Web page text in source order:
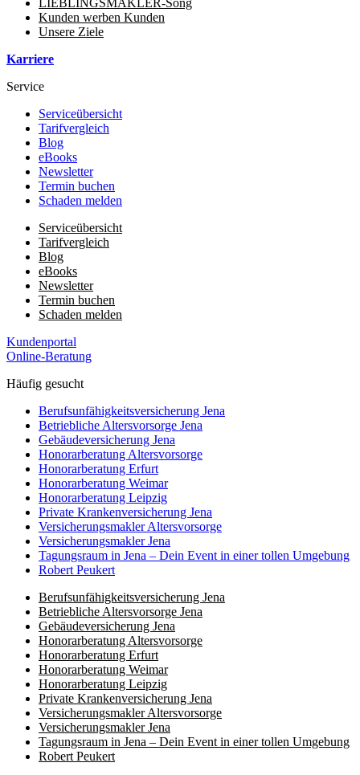
Kunden werben Kunden
Unsere Ziele
Karriere
Service
Serviceübersicht
Tarifvergleich
Blog
eBooks
Newsletter
Termin buchen
Schaden melden
Serviceübersicht
Tarifvergleich
Blog
eBooks
Newsletter
Termin buchen
Schaden melden
Kundenportal
Online-Beratung
Häufig gesucht
Berufs­unfähigkeits­­versicherung Jena
Betriebliche Altersvorsorge Jena
Gebäudeversicherung Jena
Honorar­beratung Altersvorsorge
Honorar­beratung Erfurt
Honorar­beratung Weimar
Honorarberatung Leipzig
Private Kranken­­versicherung Jena
Versicherungsmakler Altersvorsorge
Versicherungs­makler Jena
Tagungsraum in Jena – Dein Event in einer tollen Umgebung
Robert Peukert
Berufs­unfähigkeits­­versicherung Jena
Betriebliche Altersvorsorge Jena
Gebäudeversicherung Jena
Honorar­beratung Altersvorsorge
Honorar­beratung Erfurt
Honorar­beratung Weimar
Honorarberatung Leipzig
Private Kranken­­versicherung Jena
Versicherungsmakler Altersvorsorge
Versicherungs­makler Jena
Tagungsraum in Jena – Dein Event in einer tollen Umgebung
Robert Peukert
Kundenbewertungen und Erfahrungen zu